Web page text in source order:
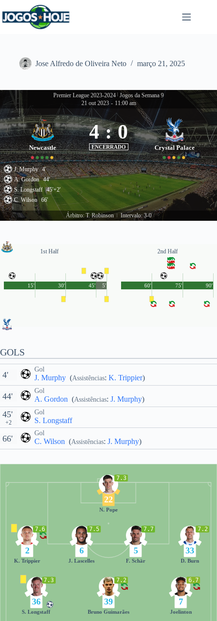
para
o
Jose Alfredo de Oliveira Neto março 21, 2025
Premier League 2023-2024 Jogos da Semana 9
21 out 2023 - 11:00 am
Newcastle
4 : 0
ENCERRADO Crystal Palace
J. Murphy 4'
A. Gordon 44'
S. Longstaff 45'+2'
C. Wilson 66'
Árbitro: T. Robinson Intervalo: 3-0
1st Half
45'
15' 30' 5'
2nd Half
90'
60' 75'
GOLS
Gol
J. Murphy (Assistências: K. Trippier)
4'
Gol
A. Gordon (Assistências: J. Murphy)
44'
Gol
S. Longstaff
45'
+2
Gol
C. Wilson (Assistências: J. Murphy)
66'
7.3
22
N. Pope
7.2
33
D. Burn
7.7
5
F. Schär
7.5
6
J. Lascelles
7.6
2
K. Trippier
6.7
7
Joelinton
7.2
39
Bruno Guimarães
7.3
36
S. Longstaff